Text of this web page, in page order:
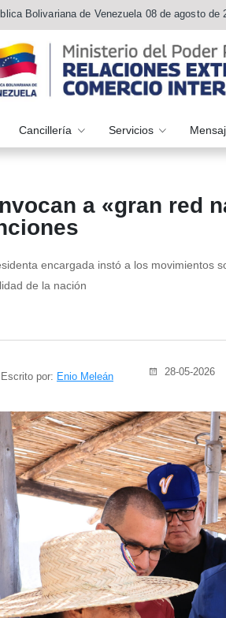
Bolivariana de Venezuela 08 de agosto de
Cancillería Servicios
a «gran red
encargada instó a los movimientos
de la nación
Escrito por: Enio Meleán 28-05-2026